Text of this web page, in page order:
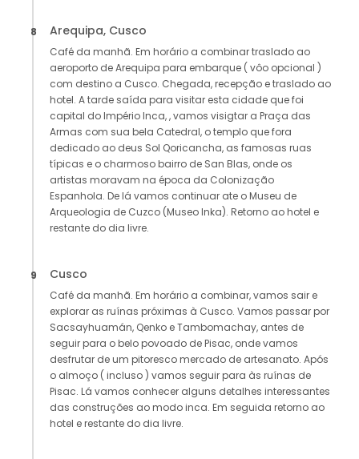
8 Arequipa, Cusco
Café da manhã. Em horário a combinar traslado ao
aeroporto de Arequipa para embarque ( vôo opcional )
com destino a Cusco. Chegada, recepção e traslado ao
hotel. A tarde saída para visitar esta cidade que foi
capital do Império Inca, , vamos visigtar a Praça das
Armas com sua bela Catedral, o templo que fora
dedicado ao deus Sol Qoricancha, as famosas ruas
típicas e o charmoso bairro de San Blas, onde os
artistas moravam na época da Colonização
Espanhola. De lá vamos continuar ate o Museu de
Arqueologia de Cuzco (Museo Inka). Retorno ao hotel e
restante do dia livre.
9 Cusco
Café da manhã. Em horário a combinar, vamos sair e
explorar as ruínas próximas à Cusco. Vamos passar por
Sacsayhuamán, Qenko e Tambomachay, antes de
seguir para o belo povoado de Pisac, onde vamos
desfrutar de um pitoresco mercado de artesanato. Após
o almoço ( incluso ) vamos seguir para às ruínas de
Pisac. Lá vamos conhecer alguns detalhes interessantes
das construções ao modo inca. Em seguida retorno ao
hotel e restante do dia livre.